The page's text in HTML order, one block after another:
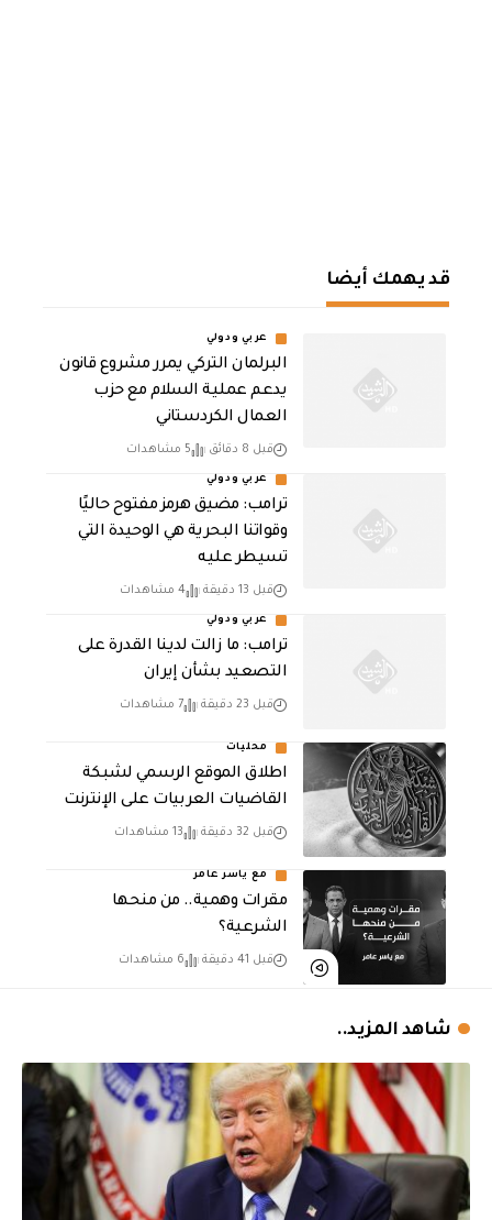
قد يهمك أيضا
عربي ودولي
‏البرلمان التركي يمرر مشروع قانون
يدعم عملية السلام مع حزب
العمال الكردستاني
قبل 8 دقائق 5 مشاهدات
عربي ودولي
ترامب: مضيق هرمز مفتوح حاليًا
وقواتنا البحرية هي الوحيدة التي
تسيطر عليه
قبل 13 دقيقة 4 مشاهدات
عربي ودولي
ترامب: ما زالت لدينا القدرة على
التصعيد بشأن إيران
قبل 23 دقيقة 7 مشاهدات
محليات
اطلاق الموقع الرسمي لشبكة
القاضيات العربيات على الإنترنت
قبل 32 دقيقة 13 مشاهدات
مع ياسر عامر
مقرات وهمية.. من منحها
الشرعية؟
قبل 41 دقيقة 6 مشاهدات
شاهد المزيد..